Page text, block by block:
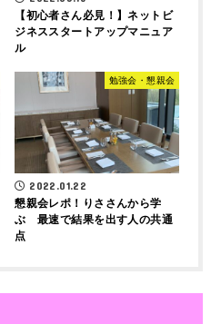
【初心者さん必見！】ネットビ
ジネススタートアップマニュア
ル
勉強会・懇親会
2022.01.22
懇親会レポ！りささんから学
ぶ 最速で結果を出す人の共通
点